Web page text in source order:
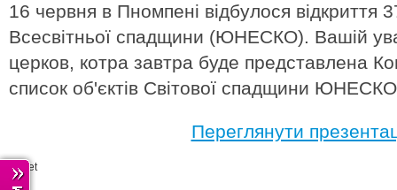
16 червня в Пномпені відбулося відкриття
Всесвітньої спадщини (ЮНЕСКО). Вашій
церков, котра завтра буде представлена
список об'єктів Світової спадщини
Переглянути
Tweet